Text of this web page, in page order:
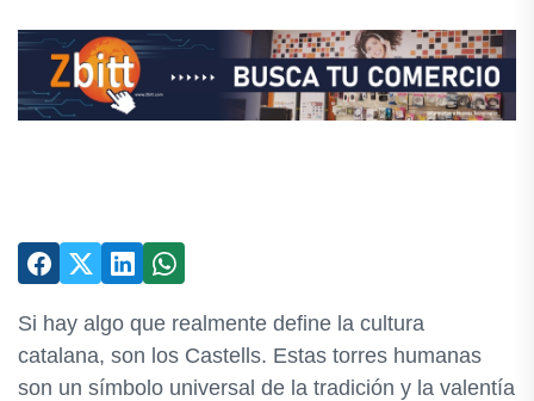
Si hay algo que realmente define la cultura
catalana, son los Castells. Estas torres humanas
son un símbolo universal de la tradición y la valentía